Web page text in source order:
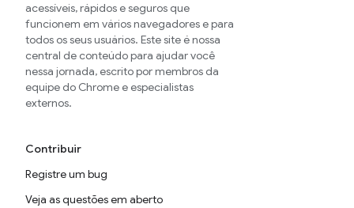
acessíveis, rápidos e seguros que
funcionem em vários navegadores e para
todos os seus usuários. Este site é nossa
central de conteúdo para ajudar você
nessa jornada, escrito por membros da
equipe do Chrome e especialistas
externos.
Contribuir
Registre um bug
Veja as questões em aberto